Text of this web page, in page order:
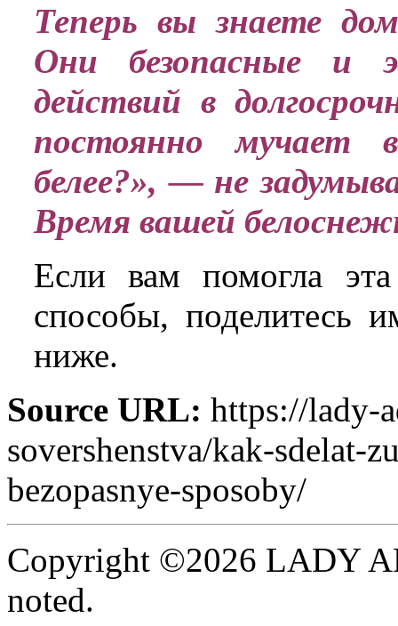
Теперь вы знаете
Они безопасные и
действий в
постоянно мучает
белее?», — не
Время вашей
Если вам помогла
способы, поделитесь
ниже.
Source URL: https://lady-
sovershenstva/kak-sdelat-
bezopasnye-sposoby/
Copyright ©2026 LADY
noted.